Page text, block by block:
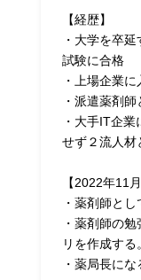
【経歴】
・大学を卒
試験に合格
・上場企業に
・派遣薬剤
・大手IT企
せず２流人材
【2022年11
・薬剤師と
・薬剤師の
リを作成する
・薬局長に